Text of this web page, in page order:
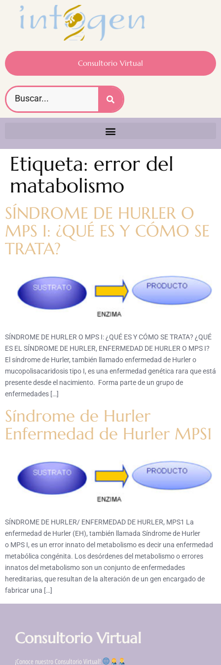
Consultorio Virtual
Etiqueta: error del
matabolismo
SÍNDROME DE HURLER O
MPS I: ¿QUÉ ES Y CÓMO SE
TRATA?
SÍNDROME DE HURLER O MPS I: ¿QUÉ ES Y CÓMO SE TRATA? ¿QUÉ
ES EL SÍNDROME DE HURLER, ENFERMEDAD DE HURLER O MPS I?
El síndrome de Hurler, también llamado enfermedad de Hurler o
mucopolisacaridosis tipo I, es una enfermedad genética rara que está
presente desde el nacimiento. Forma parte de un grupo de
enfermedades […]
Síndrome de Hurler
Enfermedad de Hurler MPS1
SÍNDROME DE HURLER/ ENFERMEDAD DE HURLER, MPS1​ La
enfermedad de Hurler (EH), también llamada Síndrome de Hurler
o MPS I, es un error innato del metabolismo es decir una enfermedad
metabólica congénita. Los desórdenes del metabolismo o errores
innatos del metabolismo son un conjunto de enfermedades
hereditarias, que resultan de la alteración de un gen encargado de
fabricar una […]
Consultorio Virtual
¡Conoce nuestro Consultorio Virtual!